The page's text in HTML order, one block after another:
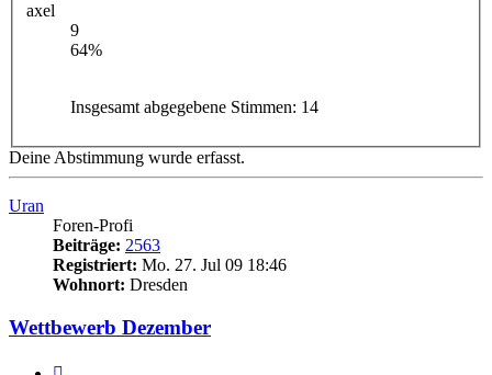
axel
9
64%
Insgesamt abgegebene Stimmen: 14
Deine Abstimmung wurde erfasst.
Uran
Foren-Profi
Beiträge: 2563
Registriert: Mo. 27. Jul 09 18:46
Wohnort: Dresden
Wettbewerb Dezember